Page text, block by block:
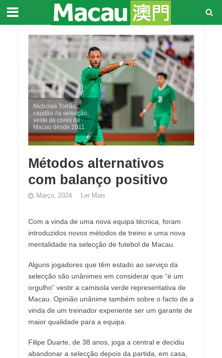
Nicholas Torrão,
capitão da selecção,
veste as cores de
Macau desde 2011
Métodos alternativos
com balanço positivo
Março, 2024 Ler Mais
Com a vinda de uma nova equipa técnica, foram
introduzidos novos métodos de treino e uma nova
mentalidade na selecção de futebol de Macau.
Alguns jogadores que têm estado ao serviço da
selecção são unânimes em considerar que “é um
orgulho” vestir a camisola verde representativa de
Macau. Opinião unânime também sobre o facto de a
vinda de um treinador experiente ser um garante de
maior qualidade para a equipa.
Filipe Duarte, de 38 anos, joga a central e decidiu
abandonar a selecção depois da partida, em casa,